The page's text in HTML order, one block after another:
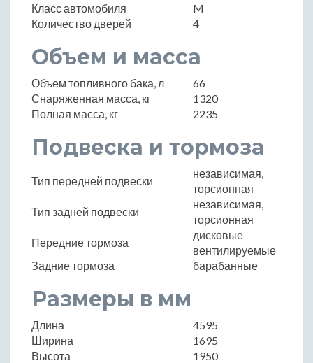
Класс автомобиля
M
Количество дверей
4
Объем и масса
Объем топливного бака, л
66
Снаряженная масса, кг
1320
Полная масса, кг
2235
Подвеска и тормоза
Тип передней подвески
независимая,
торсионная
Тип задней подвески
независимая,
торсионная
Передние тормоза
дисковые
вентилируемые
Задние тормоза
барабанные
Размеры в мм
Длина
4595
Ширина
1695
Высота
1950